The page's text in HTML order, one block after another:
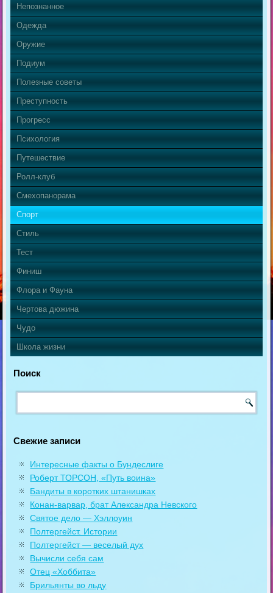
Непознанное
Одежда
Оружие
Подиум
Полезные советы
Преступность
Прогресс
Психология
Путешествие
Ролл-клуб
Смехопанорама
Спорт
Стиль
Тест
Финиш
Флора и Фауна
Чертова дюжина
Чудо
Школа жизни
Поиск
Свежие записи
Интересные факты о Бундеслиге
Роберт ТОРСОН, «Путь воина»
Бандиты в коротких штанишках
Конан-варвар, брат Александра Невского
Святое дело — Хэллоуин
Полтергейст. Истории
Полтергейст — веселый дух
Вычисли себя сам
Отец «Хоббита»
Брильянты во льду